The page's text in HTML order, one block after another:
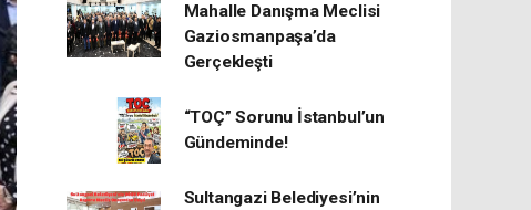
Mahalle Danışma Meclisi
Gaziosmanpaşa’da
Gerçekleşti
“TOÇ” Sorunu İstanbul’un
Gündeminde!
Sultangazi Belediyesi’nin